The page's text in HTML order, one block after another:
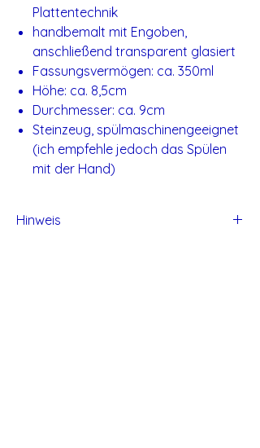
Plattentechnik
handbemalt mit Engoben,
anschließend transparent glasiert
Fassungsvermögen: ca. 350ml
Höhe: ca. 8,5cm
Durchmesser: ca. 9cm
Steinzeug, spülmaschinengeeignet
(ich empfehle jedoch das Spülen
mit der Hand)
Hinweis